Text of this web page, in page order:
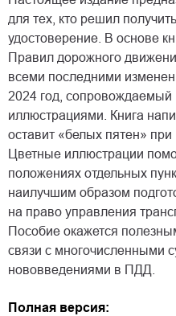
для тех, кто решил
удостоверение. В основе
Правил дорожного
всеми последними
2024 год,
иллюстрациями. Книга
оставит «белых пятен» при
Цветные иллюстрации
положениях отдельных
наилучшим образом
на право управления
Пособие окажется
связи с многочисленными
нововведениями в ПДД.
Полная версия: